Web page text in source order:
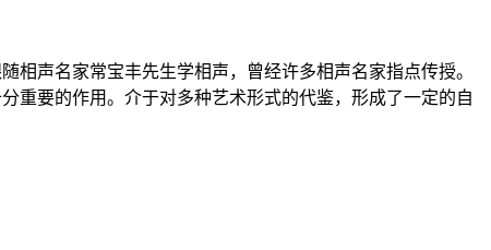
相声名家常宝丰先生学相声，曾经许多相声名家指点传授。
重要的作用。介于对多种艺术形式的代鉴，形成了一定的自